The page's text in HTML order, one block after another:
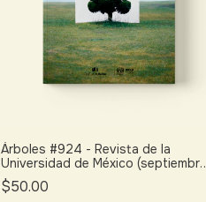
Árboles #924 - Revista de la
Universidad de México (septiembre
2025)
$50.00